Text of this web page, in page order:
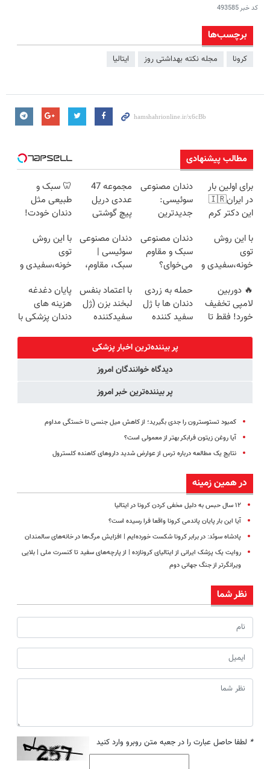
کد خبر493585
برچسب‌ها
کرونا مجله نکته بهداشتی روز ایتالیا
مطالب پیشنهادی
برای اولین بار
در ایران🇮🇷
این دکتر کرم
روزه ساخت!
دندان مصنوعی
سوئیسی:
جدیدترین
سبک و مقاوم |
پرداخت قسطی
مجموعه 47
عددی دریل
پیچ گوشتی
به مدت
محدود)
🦷 سبک و
طبیعی مثل
دندان خودت!
پرداخت
اقساطی 💳 📍
تهران
با این روش
توی
خونه،سفیدی و
برگردون
(40%off)
دندان مصنوعی
سبک و مقاوم
می‌خوای؟
اقساطی هم
داریم!😍 | 📍
تهران
دندان مصنوعی
سوئیسی |
سبک، مقاوم،
رایگان+پرداخت
اقساطی😍
با این روش
توی
خونه،سفیدی و
برگردون(40%off)
🔥 دوربین
لامپی تخفیف
خورد! فقط تا
حمله به زردی
دندان ها با ژل
سفید کننده
خرید40%تخفیف
با اعتماد بنفس
لبخند بزن (ژل
سفیدکننده
پایان دغدغه
هزینه های
دندان پزشکی با
پر بیننده‌ترین اخبار پزشکی
دیدگاه خوانندگان امروز
پر بیننده‌ترین خبر امروز
کمبود تستوسترون را جدی بگیرید؛ از کاهش میل جنسی تا خستگی مداوم
آیا روغن زیتون فرابکر بهتر از معمولی است؟
نتایج یک مطالعه درباره ترس از عوارض شدید داروهای کاهنده کلسترول
در همین زمینه
۱۲ سال حبس به دلیل مخفی کردن کرونا در ایتالیا
آیا این بار پایان پاندمی کرونا واقعا فرا رسیده است؟
پادشاه سوئد: در برابر کرونا شکست خورده‌ایم | افزایش مرگ‌ها در خانه‌های سالمندان
روایت یک پزشک ایرانی از ایتالیای کرونازده | از پارچه‌های سفید تا کنسرت ملی | بلایی
ویرانگرتر از جنگ جهانی دوم
نظر شما
* لطفا حاصل عبارت را در جعبه متن روبرو وارد کنید